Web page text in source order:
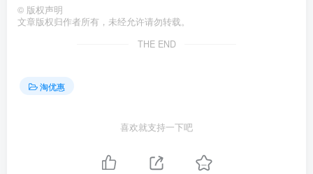
© 版权声明
文章版权归作者所有，未经允许请勿转载。
THE END
淘优惠
喜欢就支持一下吧